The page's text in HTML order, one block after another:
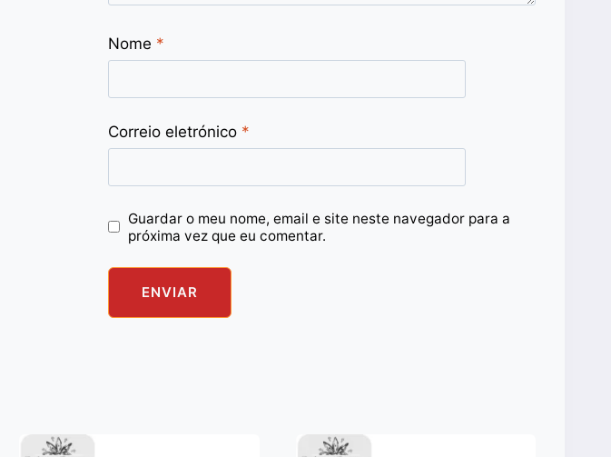
Nome *
Correio eletrónico *
Guardar o meu nome, email e site neste navegador para a
próxima vez que eu comentar.